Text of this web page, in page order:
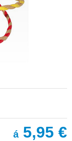
á5,95 €